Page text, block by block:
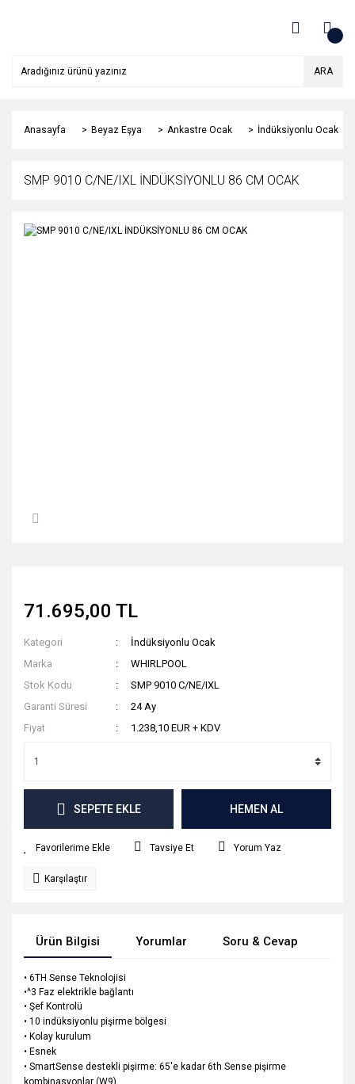
ARA
Anasayfa Beyaz Eşya Ankastre Ocak İndüksiyonlu Ocak
SMP 9010 C/NE/IXL İNDÜKSİYONLU 86 CM OCAK
71.695,00 TL
Kategori
İndüksiyonlu Ocak
Marka
WHIRLPOOL
Stok Kodu
SMP 9010 C/NE/IXL
Garanti Süresi
24 Ay
Fiyat
1.238,10 EUR + KDV
SEPETE EKLE HEMEN AL
Tavsiye Et Yorum Yaz
Karşılaştır
Ürün Bilgisi Yorumlar Soru & Cevap
• 6TH Sense Teknolojisi
•^3 Faz elektrikle bağlantı
• Şef Kontrolü
• 10 indüksiyonlu pişirme bölgesi
• Kolay kurulum
• Esnek
• SmartSense destekli pişirme: 65'e kadar 6th Sense pişirme
kombinasyonlar (W9)